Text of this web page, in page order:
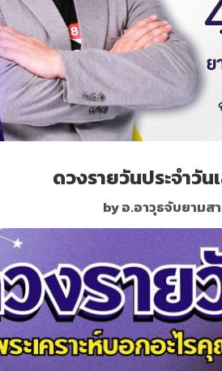
ดวงรายวันประจำวั
by อ.อาวุธจับยามส